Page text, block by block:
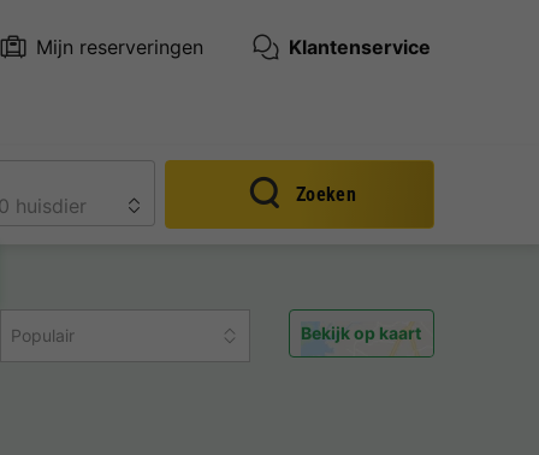
Mijn reserveringen Klantenservice
Zoeken
Populair Bekijk op kaart